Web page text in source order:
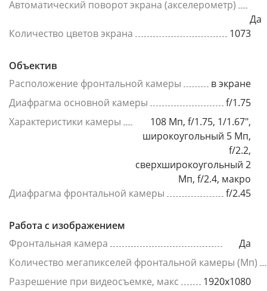
Автоматический поворот экрана (акселерометр)
Да
Количество цветов экрана
1073
Объектив
Расположение фронтальной камеры
в экране
Диафрагма основной камеры
f/1.75
Характеристики камеры
108 Мп, f/1.75, 1/1.67",
широкоугольный 5 Мп,
f/2.2,
сверхширокоугольный 2
Мп, f/2.4, макро
Диафрагма фронтальной камеры
f/2.45
Работа с изображением
Фронтальная камера
Да
Количество мегапикселей фронтальной камеры (Мп)
Разрешение при видеосъемке, макс
1920x1080